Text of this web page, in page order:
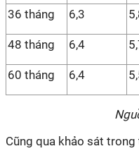
36 tháng 6,3
48 tháng 6,4
60 tháng 6,4
Cũng qua khảo sát trong